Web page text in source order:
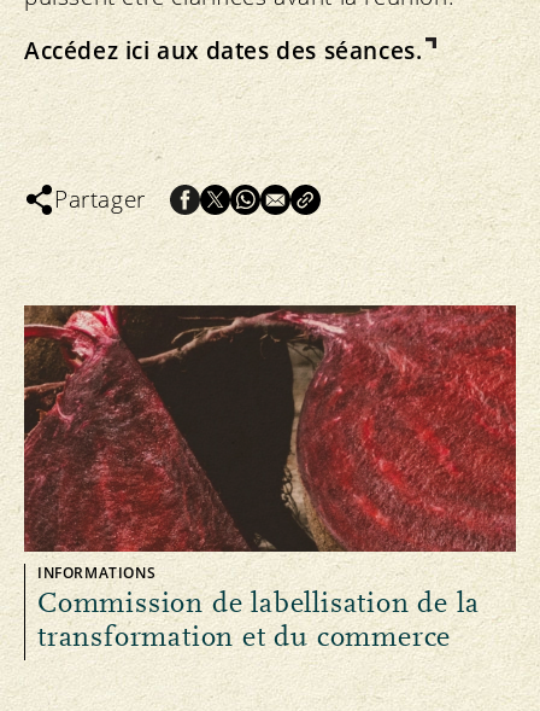
Accédez ici aux dates des séances.
Partager
INFORMATIONS
Commission de labellisation de la
transformation et du commerce